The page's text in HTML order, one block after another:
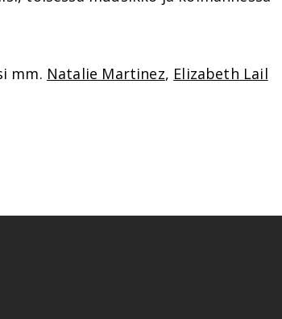
mm. Natalie Martinez, Elizabeth Lail